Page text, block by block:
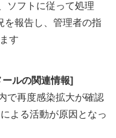
ソフトに従って処理
を報告し、管理者の指
す
ルの関連情報]
で再度感染拡大が確認
よる活動が原因となっ